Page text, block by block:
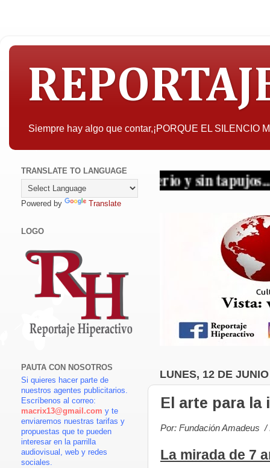
Siempre hay algo que contar,¡PORQUE EL SILENCIO
con criterio y sin tapujos...
LUNES, 12 DE
El arte para la
Por: Fundación Amadeus /
La mirada de 7
TRANSLATE TO LANGUAGE
Powered by Translate
LOGO
PAUTA CON NOSOTROS
Si quieres hacer parte de
nuestros agentes publicitarios.
Escríbenos al correo:
macrix13@gmail.com y te
enviaremos nuestras tarifas y
propuestas que te pueden
interesar en la parrilla
audiovisual, web y redes
sociales.